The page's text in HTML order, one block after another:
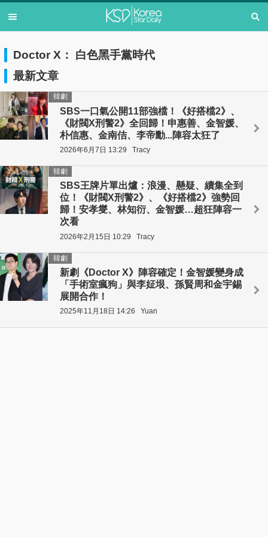
Doctor X： 白色黑手黨時代
最新文章
SBS一口氣公開11部強檔！《好搭檔2》、
《財閥X刑警2》全回歸！申惠善、金智媛、
朴信惠、金南佶、李帝勳...陣容太狂了
韓劇
2026年6月7日 13:29 Tracy
SBS王牌片單出爐：浪漫、懸疑、續集全到
位！《財閥X刑警2》、《好搭檔2》強勢回
歸！安孝燮、林知衍、金智媛…超狂陣容一
次看
韓劇
2026年2月15日 10:29 Tracy
新劇《Doctor X》陣容確定！金智媛變身成
「手術室瘋狗」與李姃垠、孫賢周和金宇錫
展開合作！
韓劇
2025年11月18日 14:26 Yuan